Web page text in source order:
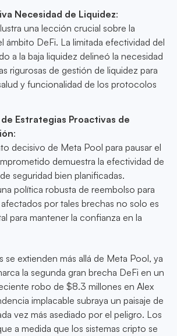
Necesidad de Liquidez:
una lección crucial sobre la
ámbito DeFi. La limitada efectividad del
a la baja liquidez delineó la necesidad
rigurosas de gestión de liquidez para
y funcionalidad de los protocolos
Estrategias Proactivas de
:
decisivo de Meta Pool para pausar el
demuestra la efectividad de
seguridad bien planificadas.
política robusta de reembolso para
por tales brechas no solo es
para mantener la confianza en la
se extienden más allá de Meta Pool, ya
la segunda gran brecha DeFi en un
robo de $8.3 millones en Alex
implacable subraya un paisaje de
vez más asediado por el peligro. Los
a medida que los sistemas cripto se